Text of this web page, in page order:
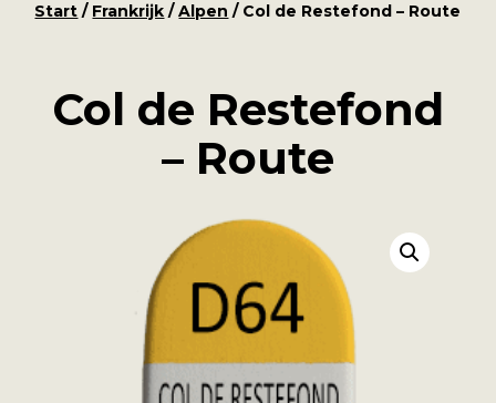
Start / Frankrijk /Alpen / Col de Restefond – Route
Col de Restefond
– Route